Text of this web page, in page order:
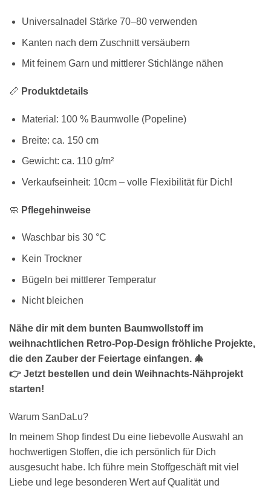
Universalnadel Stärke 70–80 verwenden
Kanten nach dem Zuschnitt versäubern
Mit feinem Garn und mittlerer Stichlänge nähen
📏 Produktdetails
Material: 100 % Baumwolle (Popeline)
Breite: ca. 150 cm
Gewicht: ca. 110 g/m²
Verkaufseinheit: 10cm – volle Flexibilität für Dich!
🧼 Pflegehinweise
Waschbar bis 30 °C
Kein Trockner
Bügeln bei mittlerer Temperatur
Nicht bleichen
Nähe dir mit dem bunten Baumwollstoff im
weihnachtlichen Retro-Pop-Design fröhliche Projekte,
die den Zauber der Feiertage einfangen. 🎄
👉 Jetzt bestellen und dein Weihnachts-Nähprojekt
starten!
Warum SanDaLu?
In meinem Shop findest Du eine liebevolle Auswahl an
hochwertigen Stoffen, die ich persönlich für Dich
ausgesucht habe. Ich führe mein Stoffgeschäft mit viel
Liebe und lege besonderen Wert auf Qualität und